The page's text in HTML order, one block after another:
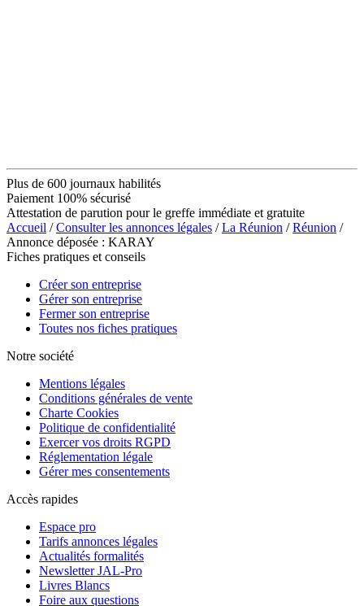
Plus de 600 journaux habilités
Paiement 100% sécurisé
Attestation de parution pour le greffe immédiate et gratuite
Accueil /Consulter les annonces légales /La Réunion /Réunion /
Annonce déposée : KARAY
Fiches pratiques et conseils
Créer son entreprise
Gérer son entreprise
Fermer son entreprise
Toutes nos fiches pratiques
Notre société
Mentions légales
Conditions générales de vente
Charte Cookies
Politique de confidentialité
Exercer vos droits RGPD
Réglementation légale
Gérer mes consentements
Accès rapides
Espace pro
Tarifs annonces légales
Actualités formalités
Newsletter JAL-Pro
Livres Blancs
Foire aux questions